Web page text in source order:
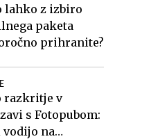
lahko z izbiro
paketa
prihranite?
razkritje v
s Fotopubom:
vodijo na